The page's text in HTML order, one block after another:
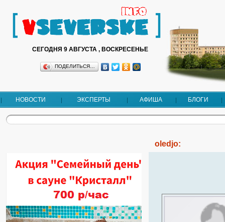
СЕГОДНЯ 9 АВГУСТА , ВОСКРЕСЕНЬЕ
ПОДЕЛИТЬСЯ…
НОВОСТИ ЭКСПЕРТЫ АФИША БЛОГИ
oledjo: